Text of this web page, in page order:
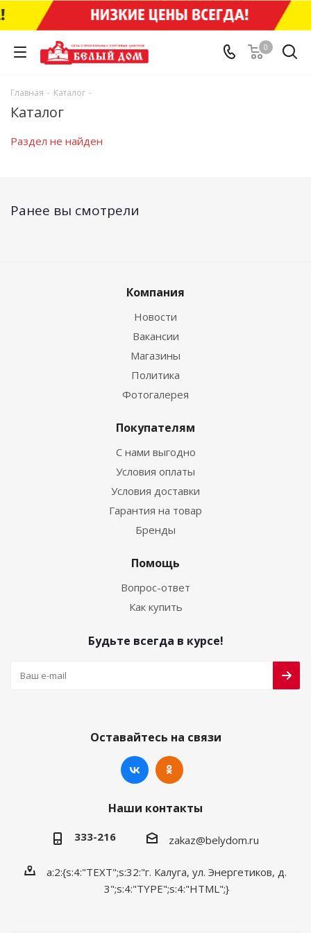
0
Главная - Каталог -
Каталог
Раздел не найден
Ранее вы смотрели
Компания
Новости
Вакансии
Магазины
Политика
Фотогалерея
Покупателям
С нами выгодно
Условия оплаты
Условия доставки
Гарантия на товар
Бренды
Помощь
Вопрос-ответ
Как купить
Будьте всегда в курсе!
Оставайтесь на связи
Наши контакты
333-216 zakaz@belydom.ru
a:2:{s:4:"TEXT";s:32:"г. Калуга, ул. Энергетиков, д.
3";s:4:"TYPE";s:4:"HTML";}